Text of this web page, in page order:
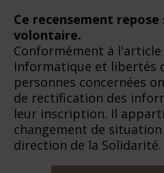
Ce recensement
volontaire.
Conformément à l'article
Informatique et libertés
personnes concernées
de rectification des
leur inscription. Il
changement de
direction de la Solidarité.